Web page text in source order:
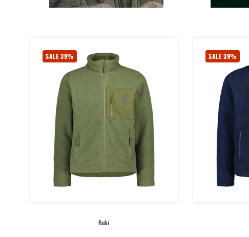
SALE 39%
Bubi
SALE 39%